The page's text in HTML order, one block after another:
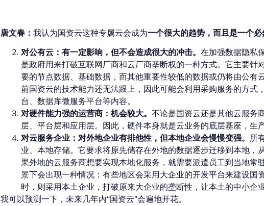
唐文春： 我认为国资云这种专属云会成为一个很大的趋势，而且是一个必
对公有云：有一定影响，但不会造成很大的冲击。 在加强数据隐私
是政府用来打破互联网厂商和云厂商垄断权的一种方式。它主要针
要的节点数据、基础数据，而其他重要性较低的数据或仍将由公有
前国资云的技术能力还无法跟上，因此可能会利用采购服务的方式
台、数据库微服务平台等内容。
对硬件能力强的运营商：机会较大。 不论是国资云还是其他云服务
层、平台层和应用层。因此，硬件本身就是云业务的底层基座，生
对云服务企业：对外地企业有排他性，但本地企业会慢慢变强。 所
业、本地存储。它要求将原先储存在外地的数据逐步迁移到本地，
果外地的云服务商想要实现本地化服务，就需要派遣员工到当地常
景下会出现一种情况：有些地区会采用大企业的开发平台来建设国
时，则采用本土企业，打破原来大企业的垄断性，让本土的中小企
我可以预测一下，未来几年内“国资云”会遍地开花。